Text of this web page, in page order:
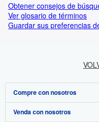
Obtener consejos de
Ver glosario de términos
Guardar sus preferencias
Compre con nosotros
Búsqueda avanzada
Venda con nosotros